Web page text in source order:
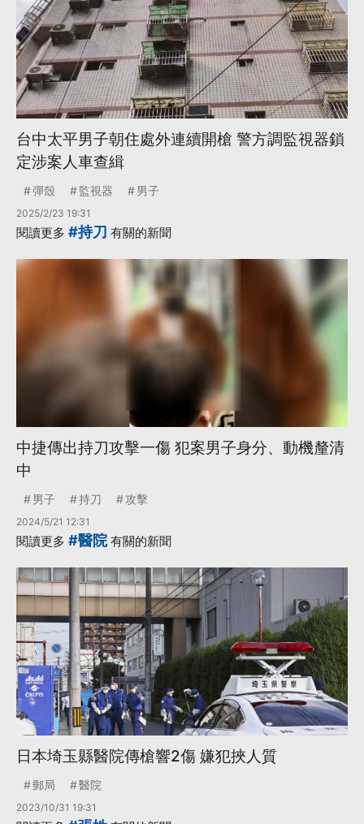
台中太平男子朝住處外連續開槍 警方調監視器鎖
定涉案人車查緝
彈殼 監視器 男子
2025/2/23 19:31
閱讀更多 #持刀 有關的新聞
中捷傳出持刀攻擊一傷 犯案男子身分、動機釐清
中
男子 持刀 攻擊
2024/5/21 12:31
閱讀更多 #醫院有關的新聞
日本埼玉縣醫院傳槍響2傷 嫌犯挾人質
郵局 醫院
2023/10/31 19:31